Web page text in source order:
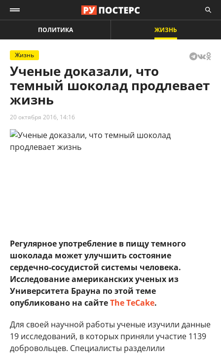
ПОЛИТИКА ЖИЗНЬ
Жизнь
Ученые доказали, что
темный шоколад продлевает
жизнь
20 октября 2016, 14:16
Регулярное употребление в пищу темного
шоколада может улучшить состояние
сердечно-сосудистой системы человека.
Исследование американских ученых из
Университета Брауна по этой теме
опубликовано на сайтеThe TeCake.
Для своей научной работы ученые изучили данные
19 исследований, в которых приняли участие 1139
добровольцев. Специалисты разделили